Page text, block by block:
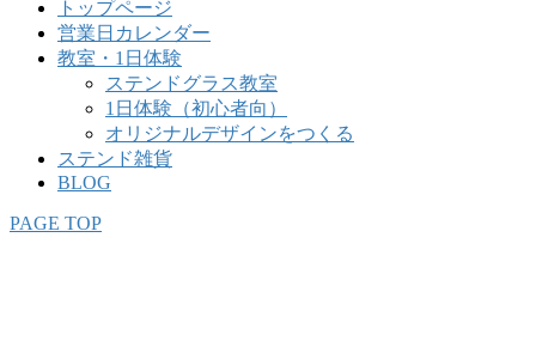
トップページ
営業日カレンダー
教室・1日体験
ステンドグラス教室
1日体験（初心者向）
オリジナルデザインをつくる
ステンド雑貨
BLOG
PAGE TOP